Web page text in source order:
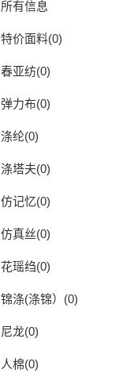
所有信息
特价面料(0)
春亚纺(0)
弹力布(0)
涤纶(0)
涤塔夫(0)
仿记忆(0)
仿真丝(0)
花瑶绉(0)
锦涤(涤锦）(0)
尼龙(0)
人棉(0)